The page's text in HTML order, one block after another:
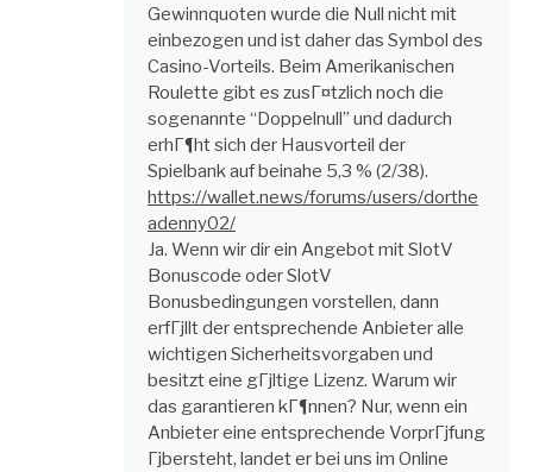
Gewinnquoten wurde die Null nicht mit
einbezogen und ist daher das Symbol des
Casino-Vorteils. Beim Amerikanischen
Roulette gibt es zusГ¤tzlich noch die
sogenannte “Doppelnull” und dadurch
erhГ¶ht sich der Hausvorteil der
Spielbank auf beinahe 5,3 % (2/38).
https://wallet.news/forums/users/dorthe
adenny02/
Ja. Wenn wir dir ein Angebot mit SlotV
Bonuscode oder SlotV
Bonusbedingungen vorstellen, dann
erfГјllt der entsprechende Anbieter alle
wichtigen Sicherheitsvorgaben und
besitzt eine gГјltige Lizenz. Warum wir
das garantieren kГ¶nnen? Nur, wenn ein
Anbieter eine entsprechende VorprГјfung
Гјbersteht, landet er bei uns im Online